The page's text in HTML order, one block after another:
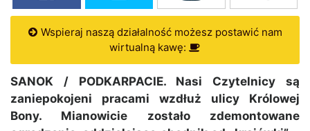
Wspieraj naszą działalność możesz postawić nam
wirtualną kawę:
SANOK / PODKARPACIE. Nasi Czytelnicy są
zaniepokojeni pracami wzdłuż ulicy Królowej
Bony. Mianowicie zostało zdemontowane